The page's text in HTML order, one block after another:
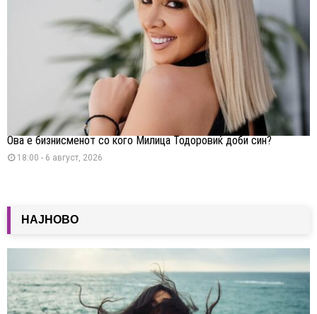
Ова е бизнисменот со кого Милица Тодоровиќ доби син?
18:00 - 6 август, 2026
НАЈНОВО